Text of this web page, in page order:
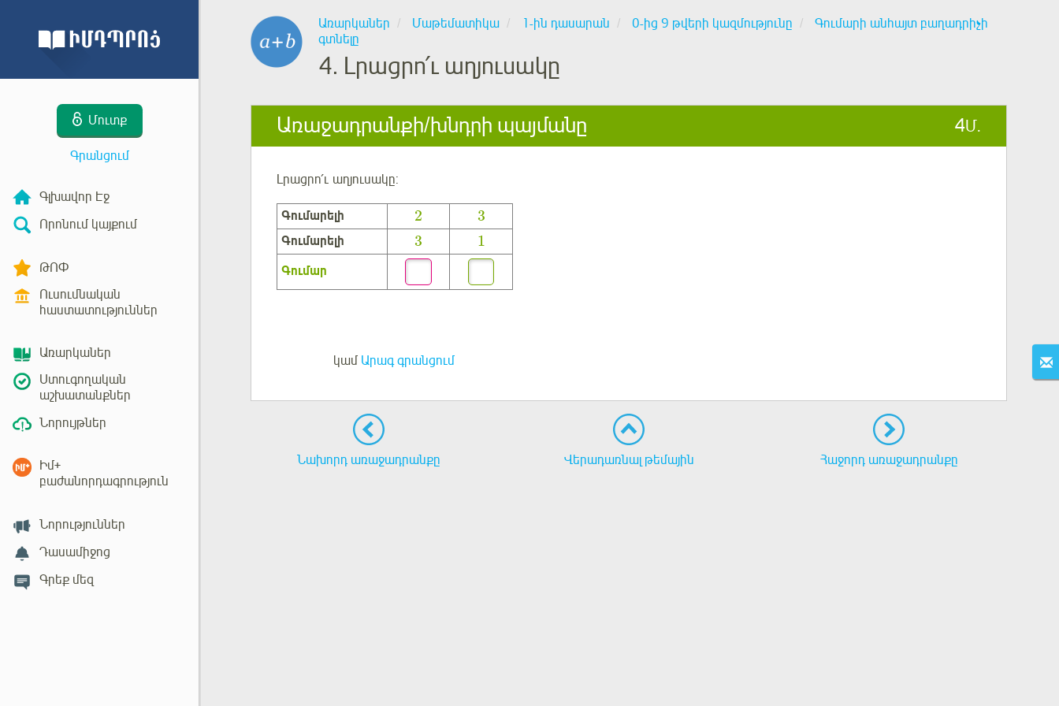
Մուտք
Գրանցում
Գլխավոր Էջ
Որոնում կայքում
ԹՈՓ
Ուսումնական
հաստատություններ
Առարկաներ
Ստուգողական
աշխատանքներ
Նորույթներ
Իմ+
բաժանորդագրություն
Նորություններ
Դասամիջոց
Գրեք մեզ
Առարկաներ Մաթեմատիկա 1-ին դասարան 0-ից 9 թվերի կազմությունը
Գումարի անհայտ բաղադրիչի
գտնելը
4. Լրացրո՛ւ աղյուսակը
Առաջադրանքի/խնդրի պայմանը 4Մ.
Լրացրո՛ւ աղյուսակը:
Գումարելի 2 3
Գումարելի 3 1
Գումար
կամ Արագ գրանցում
Նախորդ առաջադրանքը Վերադառնալ թեմային Հաջորդ առաջադրանքը